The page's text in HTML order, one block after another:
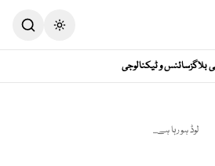
Toggle theme
بلاگزسائنس و ٹیکنالوجی
لوڈ ہو رہا ہے...